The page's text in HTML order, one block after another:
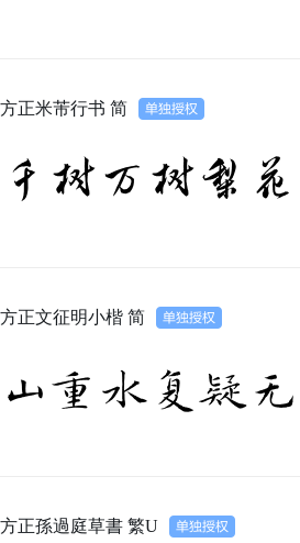
方正米芾行书 简
千树万树梨
方正文征明小楷 简
山重水复疑
方正孫過庭草書 繁U